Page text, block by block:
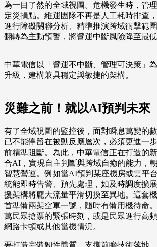
為一目了然的全域視圖。危機發生時，管
定災損點。維運團隊不再是人工耗時排查
進行障礙關聯分析、精準推演跨域衝擊範
翻轉為主動預警，將營運中斷風險降至最低
中華電信以「營運不中斷、管理可決策」
升級，建構兼具穩定與敏捷的架構。
災難之前！就以AI預判未來
有了全域視圖的監控後，面對瞬息萬變的
已不能停留在被動反應層次，必須更進一
前精準阻斷。為此，中華電信正在打造的
合AI，實現自主判斷與跨域自癒的能力，
智慧營運。例如當AI預判某座機房或雲平
統能即時告警、預先處理，如及時調度擴
援架構將龐大流量平滑切換至異地。這套
首準備兩架空軍一號，隨時有備用機待命
萬民眾搶票的緊張時刻，或是民眾進行高
網路卡頓或其他當機情況。
要打造完備韌性體質、支撐前瞻技術落地